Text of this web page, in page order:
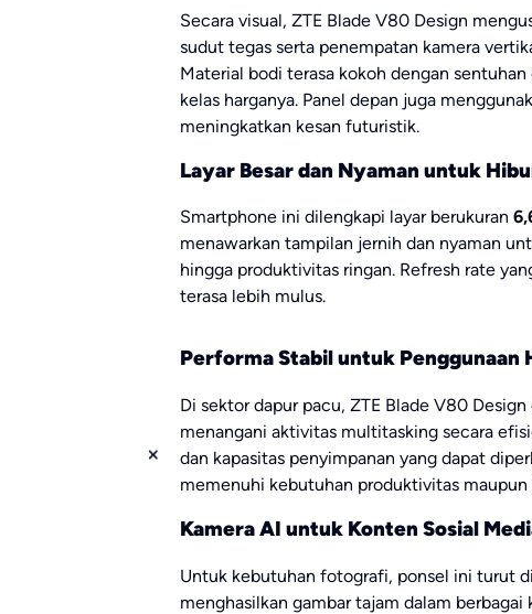
Secara visual, ZTE Blade V80 Design
sudut tegas serta penempatan kamera
Material bodi terasa kokoh dengan
kelas harganya. Panel depan juga
meningkatkan kesan futuristik.
Layar Besar dan Nyaman untuk
Smartphone ini dilengkapi layar berukuran
menawarkan tampilan jernih dan nyaman
hingga produktivitas ringan. Refresh rate
terasa lebih mulus.
Performa Stabil untuk Penggunaan
Di sektor dapur pacu, ZTE Blade V80
menangani aktivitas multitasking secara
dan kapasitas penyimpanan yang dapat
memenuhi kebutuhan produktivitas
Kamera AI untuk Konten Sosial
Untuk kebutuhan fotografi, ponsel ini turut
menghasilkan gambar tajam dalam